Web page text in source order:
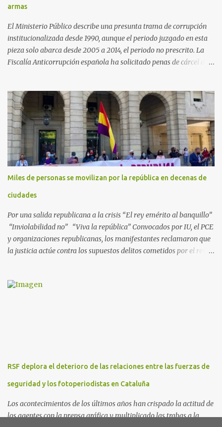
armas
El Ministerio Público describe una presunta trama de corrupción
institucionalizada desde 1990, aunque el periodo juzgado en esta
pieza solo abarca desde 2005 a 2014, el periodo no prescrito. La
Fiscalía Anticorrupción española ha solicitado penas de cárcel de
Arabia Saudita a través de la empresa pública española Defex,
disuelta. El fiscal Conrado Saiz describe en su escrito de
conclusiones cómo la empresa pública Defex pagó comisiones
ilegales a diversas autoridades del régimen árabe entre 2005 y
2014, para obtener a cambio la materialización de los contratos. El
Ministerio Público lleva a cabo esta acusación en una de las piezas
separadas del llamado 'caso Defex', que investiga once ventas
ejecutadas en este periodo, y atribuye a José Ignacio Encinas
Charro, presidente de la compañía pública hasta 2013, los
Miles de personas se movilizan por la república en decenas de
ciudades
Por una salida republicana a la crisis “El rey emérito al banquillo”
“Inviolabilidad no” “Viva la república” Convocados por IU, el PCE
y organizaciones republicanas, los manifestantes reclamaron que
la justicia actúe contra los supuestos delitos cometidos por el rey
planificó en verano esta convocatoria como reacción a los
anticorrupción de los estados español y helvético ya están
investigando supuestos delitos de «cohecho internacional y
RSF deplora el deterioro de las relaciones entre las fuerzas de
seguridad y los fotoperiodistas en Cataluña
Los acontecimientos de los últimos años han crispado la actitud de
los agentes con la prensa gráfica y multiplicado las trabas a la